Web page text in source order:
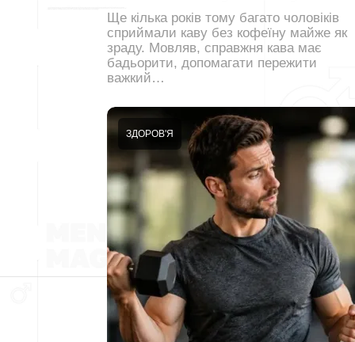
Ще кілька років тому багато чоловіків
сприймали каву без кофеїну майже як
зраду. Мовляв, справжня кава має
бадьорити, допомагати пережити
важкий…
ЗДОРОВ'Я